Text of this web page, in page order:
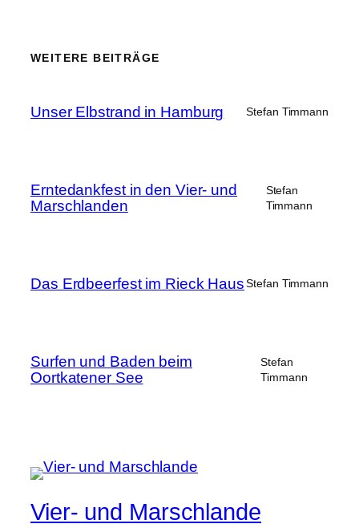
WEITERE BEITRÄGE
Unser Elbstrand in Hamburg Stefan Timmann
Erntedankfest in den Vier- und
Marschlanden
Stefan
Timmann
Das Erdbeerfest im Rieck Haus Stefan Timmann
Surfen und Baden beim
Oortkatener See
Stefan
Timmann
Vier- und Marschlande